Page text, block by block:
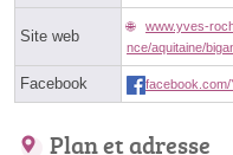
Site web
www.yves-
nce/aquitaine/
Facebook
Plan et adresse